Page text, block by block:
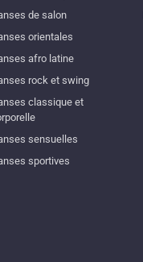
de salon
orientales
afro latine
rock et swing
classique et
sensuelles
sportives